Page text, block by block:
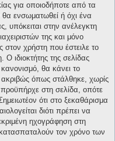
για οποιοδήποτε από τα
ενσωματωθεί ή όχι ένα
υπόκειται στην ανέλεγκτη
της και μόνο
στον χρήστη που έστειλε το
ιδιοκτήτης της σελίδας
θα κάνει το
ακριβώς όπως στάλθηκε, χωρίς
στη σελίδα, οπότε
ότι στο ξεκαθάρισμα
διότι πρέπει να
ηχογράφηση στη
τον χρόνο των